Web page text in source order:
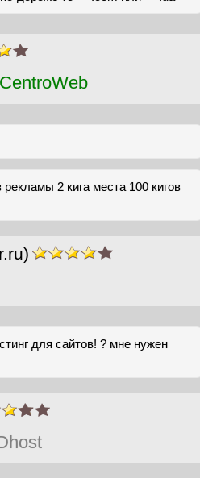
CentroWeb
2 кига места 100 кигов
для сайтов! ? мне нужен